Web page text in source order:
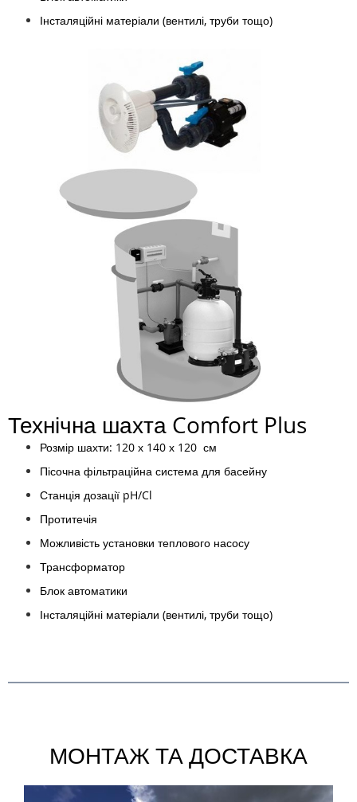
Інсталяційні матеріали (вентилі, труби тощо)
Технічна шахта Comfort Plus
Розмір шахти: 120 х 140 х 120 см
Пісочна фільтраційна система для басейну
Станція дозації pH/Cl
Протитечія
Можливість установки теплового насосу
Трансформатор
Блок автоматики
Інсталяційні матеріали (вентилі, труби тощо)
МОНТАЖ ТА ДОСТАВКА